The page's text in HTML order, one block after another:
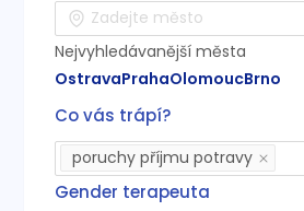
Nejvyhledávanější města
OstravaPrahaOlomoucBrno
Co vás trápí?
poruchy příjmu potravy
Gender terapeuta